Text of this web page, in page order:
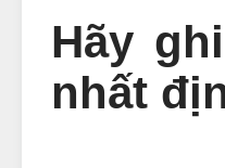
Hãy
nhất